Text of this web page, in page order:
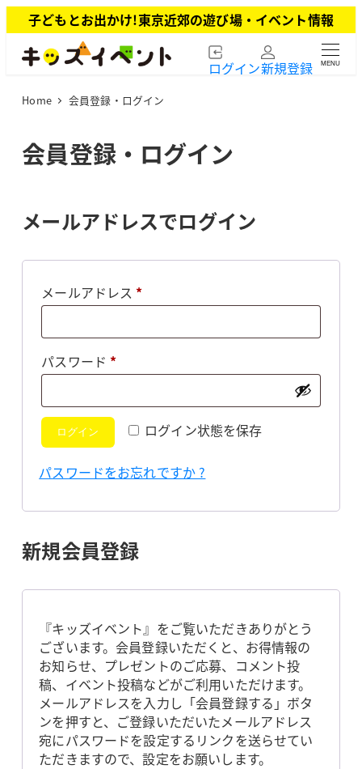
イ
子どもとお出かけ!東京近郊の遊び場・イベント情報
ログイン新規登録 MENU
Home 会員登録・ログイン
会員登録・ログイン
メールアドレスでログイン
メールアドレス *必
パスワード *必
ログイン状態を保存
ログイン
パスワードをお忘れですか ?
新規会員登録
『キッズイベント』をご覧いただきありがとう
ございます。会員登録いただくと、お得情報の
お知らせ、プレゼントのご応募、コメント投
稿、イベント投稿などがご利用いただけます。
メールアドレスを入力し「会員登録する」ボタ
ンを押すと、ご登録いただいたメールアドレス
宛にパスワードを設定するリンクを送らせてい
ただきますので、設定をお願いします。